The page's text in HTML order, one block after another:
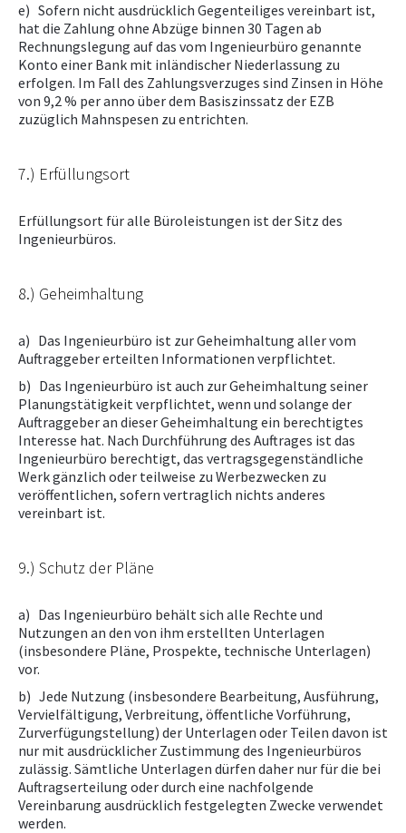
e) Sofern nicht ausdrücklich Gegenteiliges vereinbart ist,
hat die Zahlung ohne Abzüge binnen 30 Tagen ab
Rechnungslegung auf das vom Ingenieurbüro genannte
Konto einer Bank mit inländischer Niederlassung zu
erfolgen. Im Fall des Zahlungsverzuges sind Zinsen in Höhe
von 9,2 % per anno über dem Basiszinssatz der EZB
zuzüglich Mahnspesen zu entrichten.
7.) Erfüllungsort
Erfüllungsort für alle Büroleistungen ist der Sitz des
Ingenieurbüros.
8.) Geheimhaltung
a) Das Ingenieurbüro ist zur Geheimhaltung aller vom
Auftraggeber erteilten Informationen verpflichtet.
b) Das Ingenieurbüro ist auch zur Geheimhaltung seiner
Planungstätigkeit verpflichtet, wenn und solange der
Auftraggeber an dieser Geheimhaltung ein berechtigtes
Interesse hat. Nach Durchführung des Auftrages ist das
Ingenieurbüro berechtigt, das vertragsgegenständliche
Werk gänzlich oder teilweise zu Werbezwecken zu
veröffentlichen, sofern vertraglich nichts anderes
vereinbart ist.
9.) Schutz der Pläne
a) Das Ingenieurbüro behält sich alle Rechte und
Nutzungen an den von ihm erstellten Unterlagen
(insbesondere Pläne, Prospekte, technische Unterlagen)
vor.
b) Jede Nutzung (insbesondere Bearbeitung, Ausführung,
Vervielfältigung, Verbreitung, öffentliche Vorführung,
Zurverfügungstellung) der Unterlagen oder Teilen davon ist
nur mit ausdrücklicher Zustimmung des Ingenieurbüros
zulässig. Sämtliche Unterlagen dürfen daher nur für die bei
Auftragserteilung oder durch eine nachfolgende
Vereinbarung ausdrücklich festgelegten Zwecke verwendet
werden.